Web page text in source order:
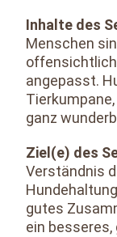
Inhalte des
Menschen
offensichtlich
angepasst.
ganz
Ziel(e) des
Verständnis
gutes
ein besseres,